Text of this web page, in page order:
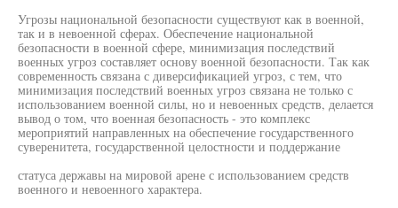
Угрозы национальной безопасности существуют как в военной,
так и в невоенной сферах. Обеспечение национальной
безопасности в военной сфере, минимизация последствий
военных угроз составляет основу военной безопасности. Так как
современность связана с диверсификацией угроз, с тем, что
минимизация последствий военных угроз связана не только с
использованием военной силы, но и невоенных средств, делается
вывод о том, что военная безопасность - это комплекс
мероприятий направленных на обеспечение государственного
суверенитета, государственной целостности и поддержание
статуса державы на мировой арене с использованием средств
военного и невоенного характера.